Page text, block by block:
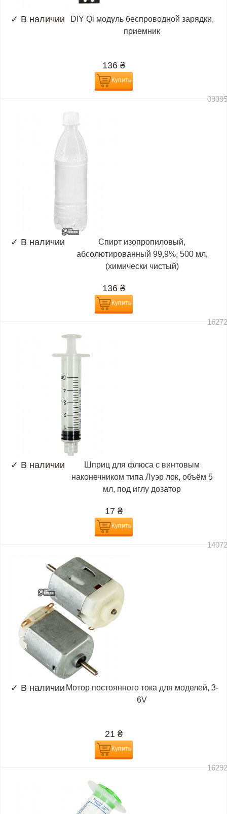
✓ В наличии
DIY Qi модуль беспроводной зарядки,
приемник
136 ₴
Купить
✓ В наличии
Спирт изопропиловый,
абсолютированный 99,9%, 500 мл,
(химически чистый)
136 ₴
Купить
✓ В наличии
Шприц для флюса с винтовым
наконечником типа Луэр лок, объём 5
мл, под иглу дозатор
17 ₴
Купить
✓ В наличии Мотор постоянного тока для моделей, 3-
6V
21 ₴
Купить